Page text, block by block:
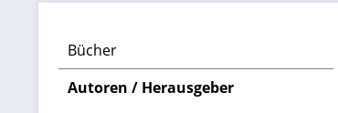
Bücher
Autoren / Herausgeber